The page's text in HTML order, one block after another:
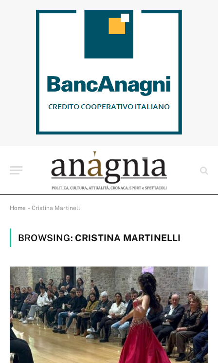
Home » Cristina Martinelli
BROWSING: CRISTINA MARTINELLI